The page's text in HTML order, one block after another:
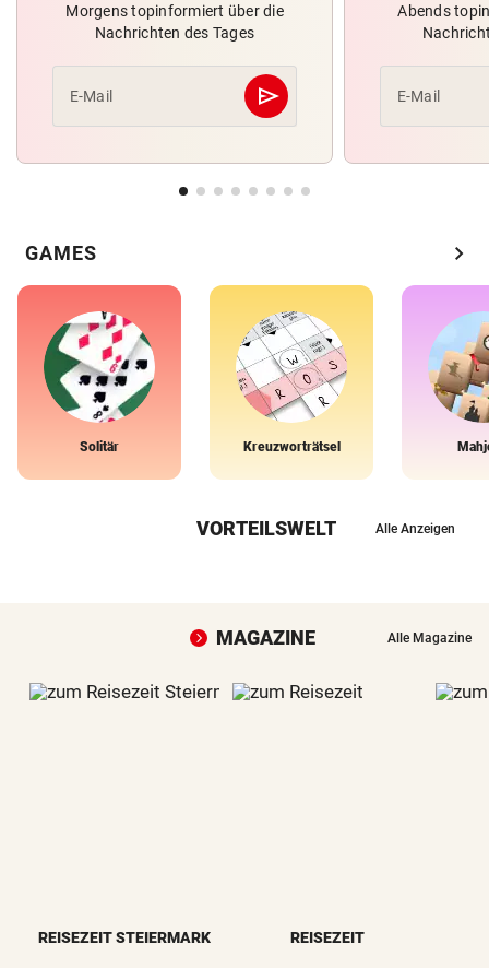
Morgens topinformiert über die
Nachrichten des Tages
E-Mail send
Abschicken
Abends
E-Mail
GAMES chevron_right
Solitär Kreuzworträtsel
VORTEILSWELT Alle Anzeigen
MAGAZINE Alle Magazine
REISEZEIT STEIERMARK REISEZEIT